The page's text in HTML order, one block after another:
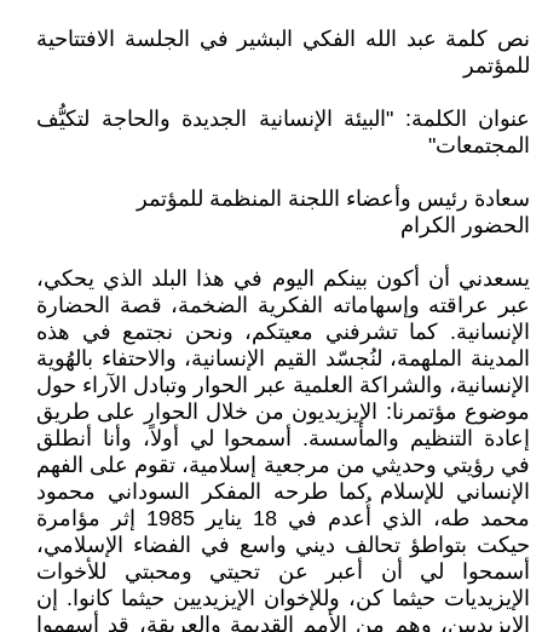
نص كلمة عبد الله الفكي البشير في الجلسة الافتتاحية
للمؤتمر
عنوان الكلمة: "البيئة الإنسانية الجديدة والحاجة لتكيُّف
المجتمعات"
سعادة رئيس وأعضاء اللجنة المنظمة للمؤتمر
الحضور الكرام
يسعدني أن أكون بينكم اليوم في هذا البلد الذي يحكي،
عبر عراقته وإسهاماته الفكرية الضخمة، قصة الحضارة
الإنسانية. كما تشرفني معيتكم، ونحن نجتمع في هذه
المدينة الملهمة، لنُجسّد القيم الإنسانية، والاحتفاء بالهُوية
الإنسانية، والشراكة العلمية عبر الحوار وتبادل الآراء حول
موضوع مؤتمرنا: الإيزيديون من خلال الحوار على طريق
إعادة التنظيم والمأسسة. أسمحوا لي أولاً، وأنا أنطلق
في رؤيتي وحديثي من مرجعية إسلامية، تقوم على الفهم
الإنساني للإسلام كما طرحه المفكر السوداني محمود
محمد طه، الذي أُعدم في 18 يناير 1985 إثر مؤامرة
حيكت بتواطؤ تحالف ديني واسع في الفضاء الإسلامي،
أسمحوا لي أن أعبر عن تحيتي ومحبتي للأخوات
الإيزيديات حيثما كن، وللإخوان الإيزيديين حيثما كانوا. إن
الإيزيديين، وهم من الأمم القديمة والعريقة، قد أسهموا